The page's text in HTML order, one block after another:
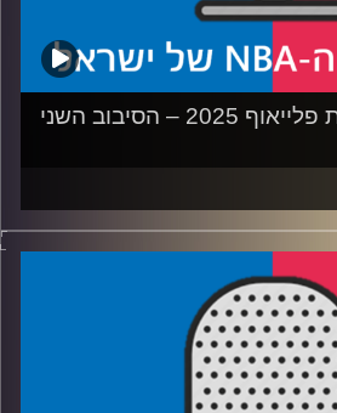
פרק 223: ולתפארת פלייאוף 2025 – הסיבוב השני
ערן סורוקה, שרון דוידוביץ', משה
קול האוניברסיטה.
דנבר לקליפרס, מי ישרוד את הקיץ
במלחמת התשה, מינסוטה גדולה על